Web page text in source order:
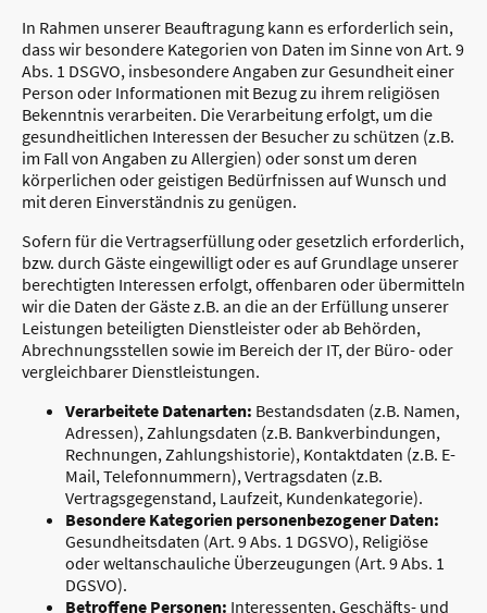
In Rahmen unserer Beauftragung kann es erforderlich sein,
dass wir besondere Kategorien von Daten im Sinne von Art. 9
Abs. 1 DSGVO, insbesondere Angaben zur Gesundheit einer
Person oder Informationen mit Bezug zu ihrem religiösen
Bekenntnis verarbeiten. Die Verarbeitung erfolgt, um die
gesundheitlichen Interessen der Besucher zu schützen (z.B.
im Fall von Angaben zu Allergien) oder sonst um deren
körperlichen oder geistigen Bedürfnissen auf Wunsch und
mit deren Einverständnis zu genügen.
Sofern für die Vertragserfüllung oder gesetzlich erforderlich,
bzw. durch Gäste eingewilligt oder es auf Grundlage unserer
berechtigten Interessen erfolgt, offenbaren oder übermitteln
wir die Daten der Gäste z.B. an die an der Erfüllung unserer
Leistungen beteiligten Dienstleister oder ab Behörden,
Abrechnungsstellen sowie im Bereich der IT, der Büro- oder
vergleichbarer Dienstleistungen.
Verarbeitete Datenarten: Bestandsdaten (z.B. Namen,
Adressen), Zahlungsdaten (z.B. Bankverbindungen,
Rechnungen, Zahlungshistorie), Kontaktdaten (z.B. E-
Mail, Telefonnummern), Vertragsdaten (z.B.
Vertragsgegenstand, Laufzeit, Kundenkategorie).
Besondere Kategorien personenbezogener Daten:
Gesundheitsdaten (Art. 9 Abs. 1 DGSVO), Religiöse
oder weltanschauliche Überzeugungen (Art. 9 Abs. 1
DGSVO).
Betroffene Personen: Interessenten, Geschäfts- und